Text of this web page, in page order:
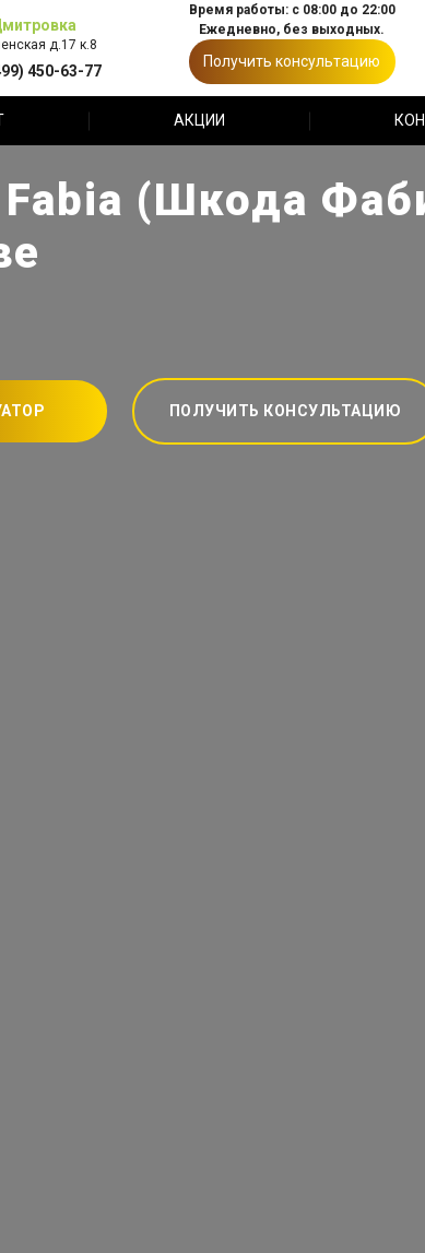
д.17 к.8
450-63-77
Время работы: с 08:00 до 22:00
Ежедневно, без выходных.
Получить консультацию
АКЦИИ
(Шкода
ПОЛУЧИТЬ КОНСУЛЬТАЦИЮ